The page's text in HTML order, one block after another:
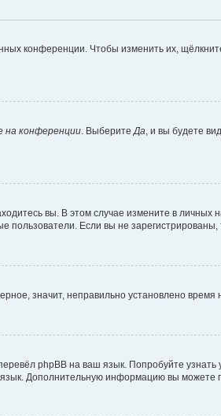
конференции. Чтобы изменить их,
на конференции. ВыберитеДа, и вы будете
вы. В этом случае измените в личных
пользователи. Если вы не
значит, неправильно установлено
phpBB на ваш язык. Попробуйте
язык. Дополнительную информацию вы можете